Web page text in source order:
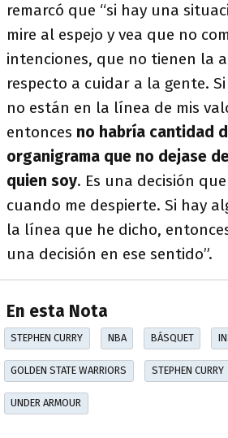
remarcó que “si hay una
mire al espejo y vea que no
intenciones, que no tienen la
respecto a cuidar a la gente.
no están en la línea de mis
entonces no habría cantidad
organigrama que no dejase
quien soy. Es una decisión
cuando me despierte. Si hay
la línea que he dicho,
una decisión en ese sentido”.
En esta Nota
STEPHEN CURRY NBA BÁSQUET
GOLDEN STATE WARRIORS STEPHEN CURRY
UNDER ARMOUR